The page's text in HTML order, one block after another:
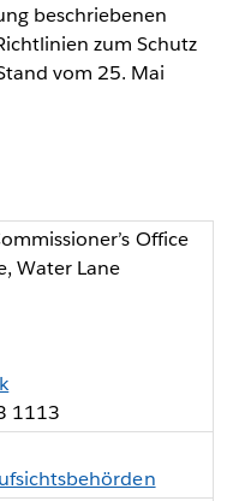
beschriebenen
zum Schutz
vom 25. Mai
Office
Water Lane
1113